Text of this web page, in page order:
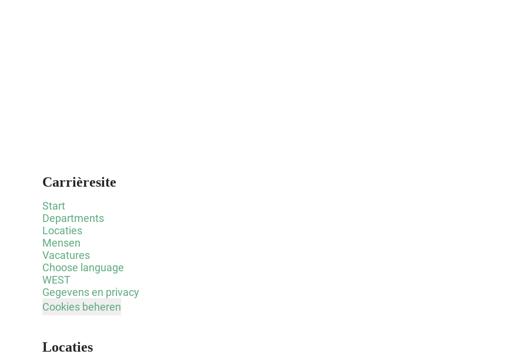
Carrièresite
Start
Departments
Locaties
Mensen
Vacatures
Choose language
WEST
Gegevens en privacy
Cookies beheren
Locaties